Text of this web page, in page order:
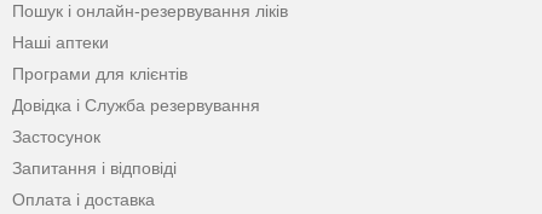
Пошук і онлайн-резервування ліків
Наші аптеки
Програми для клієнтів
Довідка і Служба резервування
Застосунок
Запитання і відповіді
Оплата і доставка